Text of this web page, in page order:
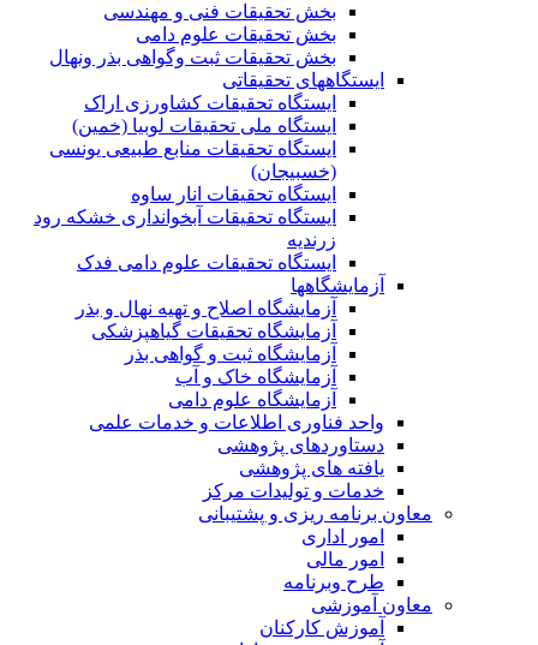
بخش تحقیقات فنی و مهندسی
بخش تحقیقات علوم دامی
بخش تحقیقات ثبت وگواهی بذر ونهال
ایستگاههای تحقیقاتی
ایستگاه تحقیقات کشاورزی اراک
ایستگاه ملی تحقیقات لوبیا (خمین)
ایستگاه تحقیقات منابع طبیعی یونسی
(خسبیجان)
ایستگاه تحقیقات انار ساوه
ایستگاه تحقیقات آبخوانداری خشکه رود
زرندیه
ایستگاه تحقیقات علوم دامی فدک
آزمایشگاهها
آزمایشگاه اصلاح و تهیه نهال و بذر
آزمایشگاه تحقیقات گیاهپزشکی
آزمایشگاه ثبت و گواهی بذر
آزمایشگاه خاک و آب
آزمایشگاه علوم دامی
واحد فناوری اطلاعات و خدمات علمی
دستاوردهای پژوهشی
یافته های پژوهشی
خدمات و تولیدات مرکز
معاون برنامه ریزی و پشتیبانی
امور اداری
امور مالی
طرح وبرنامه
معاون آموزشی
آموزش کارکنان